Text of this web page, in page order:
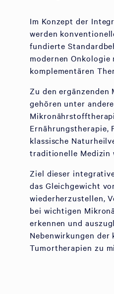
Im Konzept der
werden
fundierte
modernen Onkologie
komplementären
Zu den ergänzenden
gehören unter
Ernährungstherapie,
klassische
traditionelle Medizin
Ziel dieser
das Gleichgewicht
wiederherzustellen,
bei wichtigen
erkennen und
Nebenwirkungen der
Tumortherapien zu